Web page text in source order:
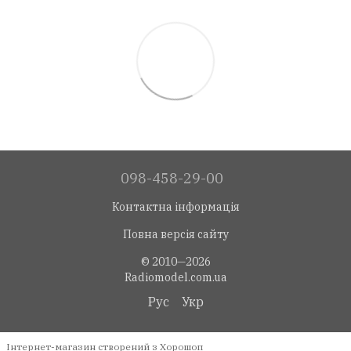
098-458-29-00
Контактна інформація
Повна версія сайту
© 2010—2026
Radiomodel.com.ua
Рус Укр
Інтернет-магазин створений з Хорошоп